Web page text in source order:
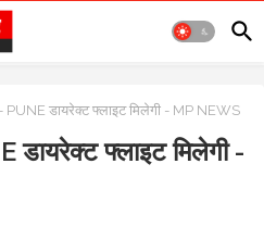
डायरेक्ट फ्लाइट मिलेगी - MP NEWS
फ्लाइट मिलेगी -